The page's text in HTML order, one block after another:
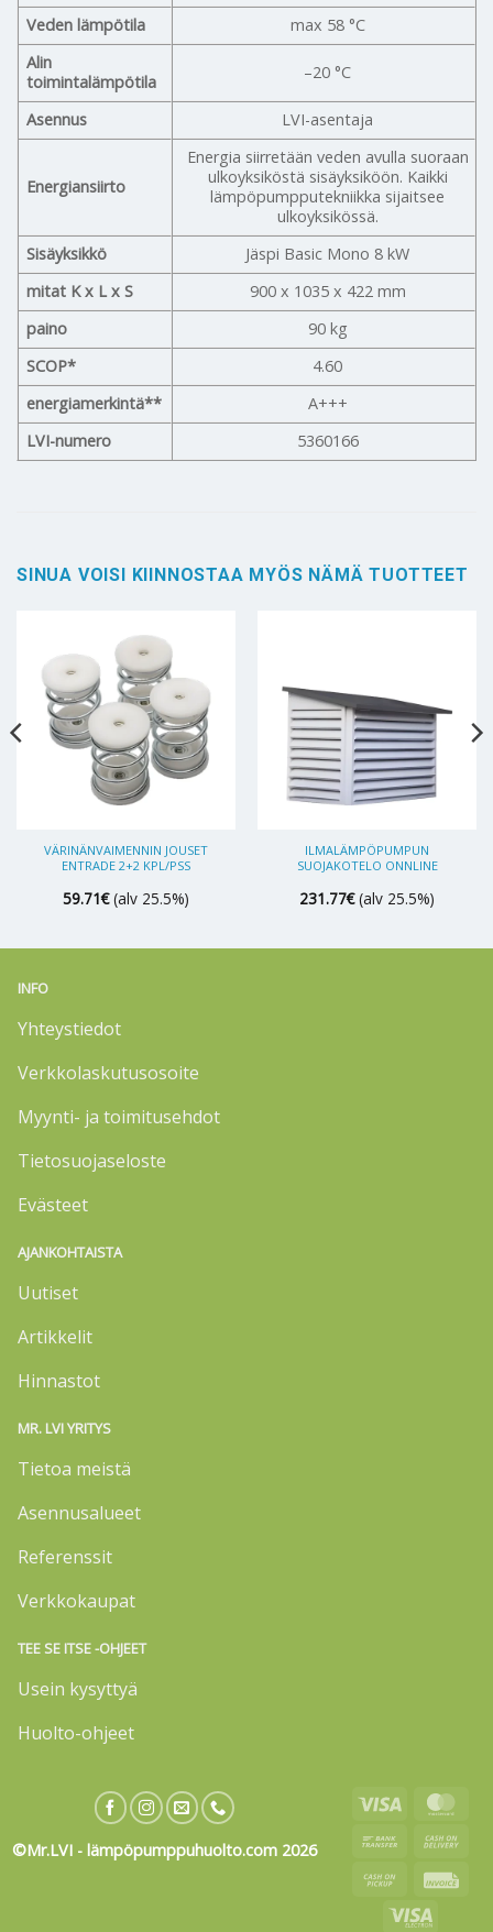
Veden lämpötila
max 58 °C
Alin
toimintalämpötila
–20 °C
Asennus LVI-asentaja
Energiansiirto
Energia siirretään veden avulla suoraan
ulkoyksiköstä sisäyksiköön. Kaikki
lämpöpumpputekniikka sijaitsee
ulkoyksikössä.
Sisäyksikkö
Jäspi Basic Mono 8 kW
mitat K x L x S
900 x 1035 x 422 mm
paino
90 kg
SCOP*
4.60
energiamerkintä**
A+++
LVI-numero
5360166
SINUA VOISI KIINNOSTAA MYÖS NÄMÄ TUOTTEET
VÄRINÄNVAIMENNIN JOUSET
ENTRADE 2+2 KPL/PSS
59.71€ (alv 25.5%)
ILMALÄMPÖPUMPUN
SUOJAKOTELO ONNLINE
231.77€ (alv 25.5%)
INFO
Yhteystiedot
Verkkolaskutusosoite
Myynti- ja toimitusehdot
Tietosuojaseloste
Evästeet
AJANKOHTAISTA
Uutiset
Artikkelit
Hinnastot
MR. LVI YRITYS
Tietoa meistä
Asennusalueet
Referenssit
Verkkokaupat
TEE SE ITSE -OHJEET
Usein kysyttyä
Huolto-ohjeet
©Mr.LVI - lämpöpumppuhuolto.com 2026
Visa
Bank
Cash
Pickup
Visa